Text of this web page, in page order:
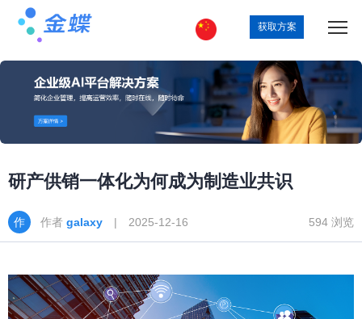
获取方案
研产供销一体化为何成为制造业共识
作者 galaxy | 2025-12-16 594 浏览